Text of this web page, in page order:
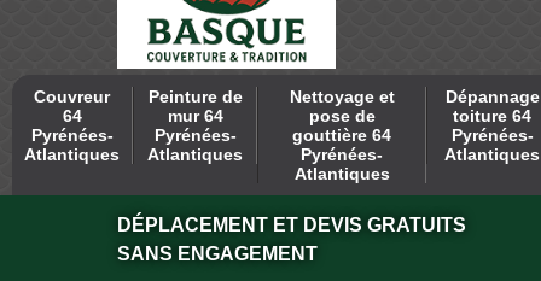
Couvreur
64
Pyrénées-
Atlantiques
Peinture de
mur 64
Pyrénées-
Atlantiques
Nettoyage et
pose de
gouttière 64
Pyrénées-
Atlantiques
Dépannage
toiture 64
Pyrénées-
Atlantiques
DÉPLACEMENT ET DEVIS GRATUITS
SANS ENGAGEMENT